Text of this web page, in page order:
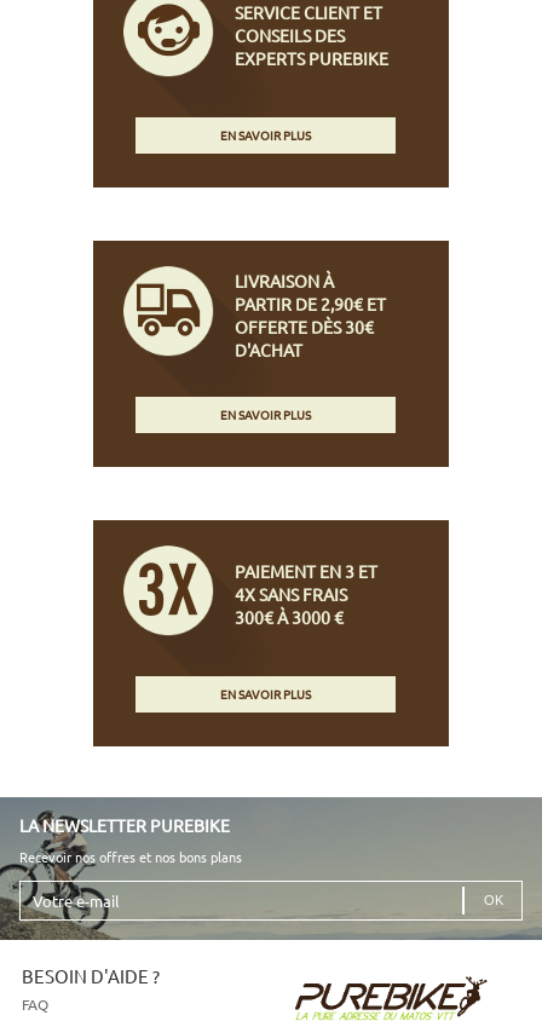
SERVICE CLIENT ET
CONSEILS DES
EXPERTS PUREBIKE
EN SAVOIR PLUS
LIVRAISON À
PARTIR DE 2,90€ ET
OFFERTE DÈS 30€
D'ACHAT
EN SAVOIR PLUS
PAIEMENT EN 3 ET
4X SANS FRAIS
300€ À 3000 €
EN SAVOIR PLUS
LA NEWSLETTER PUREBIKE
Recevoir nos offres et nos bons plans
Votre
e-
mail
BESOIN D'AIDE ?
FAQ